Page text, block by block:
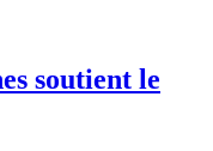
soutient le